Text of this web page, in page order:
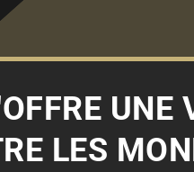
UNE
LES